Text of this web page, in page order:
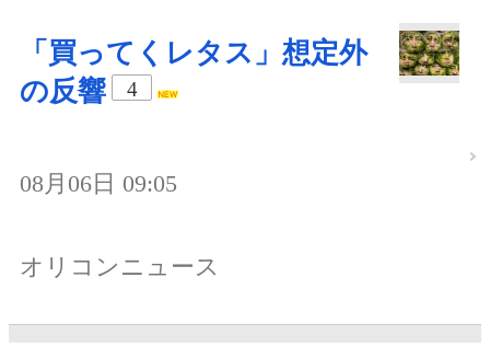
「買ってくレタス」想定外
の反響
4
08月06日 09:05
オリコンニュース